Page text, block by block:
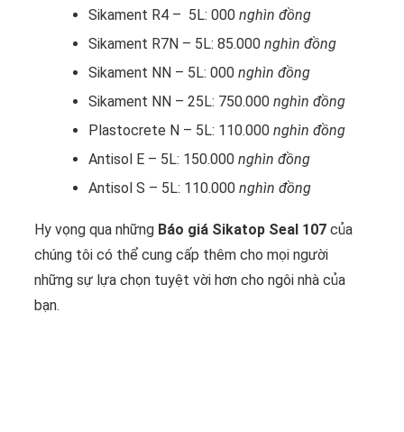
Sikament R4 – 5L: 000 nghìn đồng
Sikament R7N – 5L: 85.000 nghìn đồng
Sikament NN – 5L: 000 nghìn đồng
Sikament NN – 25L: 750.000 nghìn đồng
Plastocrete N – 5L: 110.000 nghìn đồng
Antisol E – 5L: 150.000 nghìn đồng
Antisol S – 5L: 110.000 nghìn đồng
Hy vọng qua những Báo giá Sikatop Seal 107 của
chúng tôi có thể cung cấp thêm cho mọi người
những sự lựa chọn tuyệt vời hơn cho ngôi nhà của
bạn.